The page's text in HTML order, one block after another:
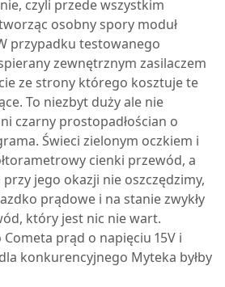
czyli przede wszystkim
osobny spory moduł
przypadku testowanego
zewnętrznym zasilaczem
ze strony którego kosztuje te
To niezbyt duży ale nie
czarny prostopadłościan o
Świeci zielonym oczkiem i
cienki przewód, a
jego okazji nie oszczędzimy,
prądowe i na stanie zwykły
który jest nic nie wart.
prąd o napięciu 15V i
konkurencyjnego Myteka byłby